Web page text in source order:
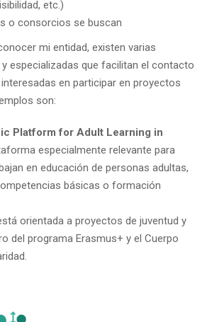
etc.)
o consorcios se buscan
mi entidad, existen varias
especializadas que facilitan el contacto
en participar en proyectos
son:
Platform for Adult Learning in
especialmente relevante para
en educación de personas adultas,
básicas o formación
orientada a proyectos de juventud y
del programa Erasmus+ y el Cuerpo